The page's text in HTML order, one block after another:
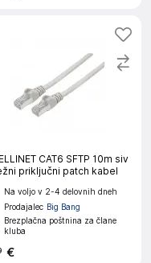
CAT6 SFTP 10m siv
priključni patch kabel
Na voljo v 2-4 delovnih dneh
Prodajalec Big Bang
Brezplačna poštnina za člane
kluba
€